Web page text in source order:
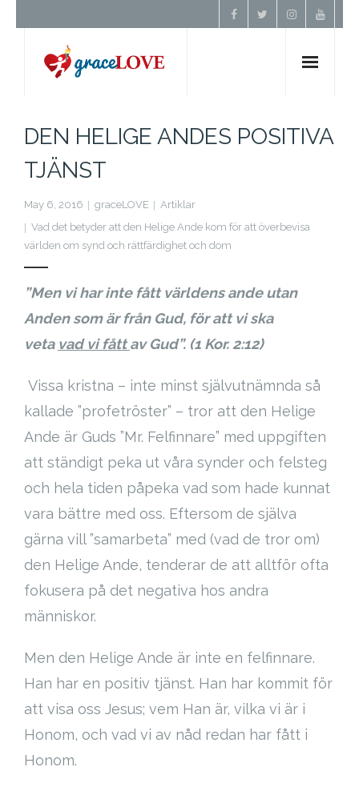
Om Oss
Undervisning
Förbön
Kontakt
Donera
Cart (0 Items)
DEN HELIGE ANDES POSITIVA
TJÄNST
May 6, 2016 graceLOVE
Artiklar
Vad det betyder att den Helige Ande kom för att överbevisa
världen om synd och rättfärdighet och dom
”Men vi har inte fått världens ande utan
Anden som är från Gud, för att vi ska
veta vad vi fåttav Gud”. (1 Kor. 2:12)
Vissa kristna – inte minst självutnämnda så
kallade ”profetröster” – tror att den Helige
Ande är Guds ”Mr. Felfinnare” med uppgiften
att ständigt peka ut våra synder och felsteg
och hela tiden påpeka vad som hade kunnat
vara bättre med oss. Eftersom de själva
gärna vill ”samarbeta” med (vad de tror om)
den Helige Ande, tenderar de att alltför ofta
fokusera på det negativa hos andra
människor.
Men den Helige Ande är inte en felfinnare.
Han har en positiv tjänst. Han har kommit för
att visa oss Jesus; vem Han är, vilka vi är i
Honom, och vad vi av nåd redan har fått i
Honom.